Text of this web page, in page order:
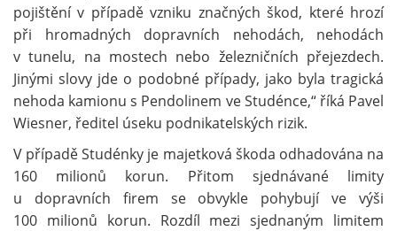
pojištění v případě vzniku značných škod, které hrozí
při hromadných dopravních nehodách, nehodách
v tunelu, na mostech nebo železničních přejezdech.
Jinými slovy jde o podobné případy, jako byla tragická
nehoda kamionu s Pendolinem ve Studénce,“ říká Pavel
Wiesner, ředitel úseku podnikatelských rizik.
V případě Studénky je majetková škoda odhadována na
160 milionů korun. Přitom sjednávané limity
u dopravních firem se obvykle pohybují ve výši
100 milionů korun. Rozdíl mezi sjednaným limitem